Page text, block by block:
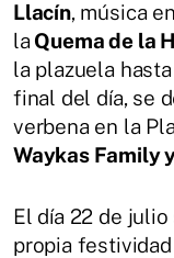
Llacín, música
la Quema de la
la plazuela
final del día, se
verbena en la
Waykas Family
El día 22 de
propia